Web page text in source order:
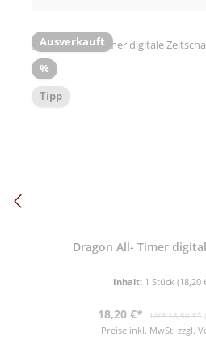
Ausverkauft
%Rabatt
Tipp
Dragon All- Timer
Inhalt: 1 Stück (18,20
Verkaufspreis:
18,20 €* Regulärer
UVP 18,50 €*
Preise inkl. MwSt. zzgl.